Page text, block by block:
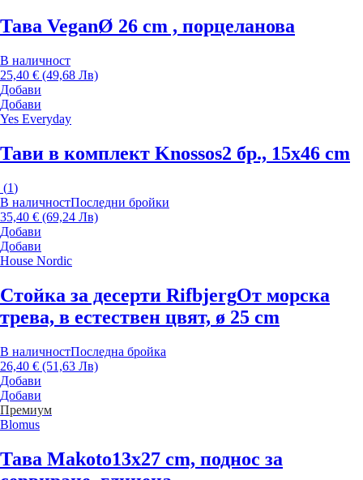
Тава VeganØ 26 cm , порцеланова
В наличност
25,40 € (49,68 Лв)
Добави
Добави
Yes Everyday
Тави в комплект Knossos2 бр., 15x46 cm
(1)
В наличностПоследни бройки
35,40 € (69,24 Лв)
Добави
Добави
House Nordic
Стойка за десерти RifbjergОт морска
трева, в естествен цвят, ø 25 cm
В наличностПоследна бройка
26,40 € (51,63 Лв)
Добави
Добави
Премиум
Blomus
Тава Makoto13x27 cm, поднос за